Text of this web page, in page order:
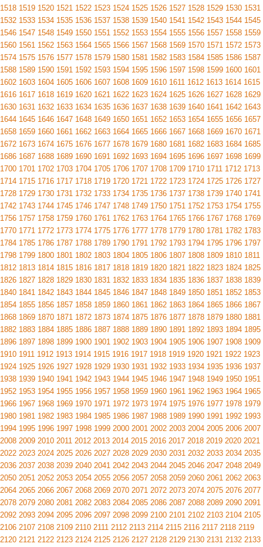
1518 1519 1520 1521 1522 1523 1524 1525 1526 1527 1528 1529 1530 1531
1532 1533 1534 1535 1536 1537 1538 1539 1540 1541 1542 1543 1544 1545
1546 1547 1548 1549 1550 1551 1552 1553 1554 1555 1556 1557 1558 1559
1560 1561 1562 1563 1564 1565 1566 1567 1568 1569 1570 1571 1572 1573
1574 1575 1576 1577 1578 1579 1580 1581 1582 1583 1584 1585 1586 1587
1588 1589 1590 1591 1592 1593 1594 1595 1596 1597 1598 1599 1600 1601
1602 1603 1604 1605 1606 1607 1608 1609 1610 1611 1612 1613 1614 1615
1616 1617 1618 1619 1620 1621 1622 1623 1624 1625 1626 1627 1628 1629
1630 1631 1632 1633 1634 1635 1636 1637 1638 1639 1640 1641 1642 1643
1644 1645 1646 1647 1648 1649 1650 1651 1652 1653 1654 1655 1656 1657
1658 1659 1660 1661 1662 1663 1664 1665 1666 1667 1668 1669 1670 1671
1672 1673 1674 1675 1676 1677 1678 1679 1680 1681 1682 1683 1684 1685
1686 1687 1688 1689 1690 1691 1692 1693 1694 1695 1696 1697 1698 1699
1700 1701 1702 1703 1704 1705 1706 1707 1708 1709 1710 1711 1712 1713
1714 1715 1716 1717 1718 1719 1720 1721 1722 1723 1724 1725 1726 1727
1728 1729 1730 1731 1732 1733 1734 1735 1736 1737 1738 1739 1740 1741
1742 1743 1744 1745 1746 1747 1748 1749 1750 1751 1752 1753 1754 1755
1756 1757 1758 1759 1760 1761 1762 1763 1764 1765 1766 1767 1768 1769
1770 1771 1772 1773 1774 1775 1776 1777 1778 1779 1780 1781 1782 1783
1784 1785 1786 1787 1788 1789 1790 1791 1792 1793 1794 1795 1796 1797
1798 1799 1800 1801 1802 1803 1804 1805 1806 1807 1808 1809 1810 1811
1812 1813 1814 1815 1816 1817 1818 1819 1820 1821 1822 1823 1824 1825
1826 1827 1828 1829 1830 1831 1832 1833 1834 1835 1836 1837 1838 1839
1840 1841 1842 1843 1844 1845 1846 1847 1848 1849 1850 1851 1852 1853
1854 1855 1856 1857 1858 1859 1860 1861 1862 1863 1864 1865 1866 1867
1868 1869 1870 1871 1872 1873 1874 1875 1876 1877 1878 1879 1880 1881
1882 1883 1884 1885 1886 1887 1888 1889 1890 1891 1892 1893 1894 1895
1896 1897 1898 1899 1900 1901 1902 1903 1904 1905 1906 1907 1908 1909
1910 1911 1912 1913 1914 1915 1916 1917 1918 1919 1920 1921 1922 1923
1924 1925 1926 1927 1928 1929 1930 1931 1932 1933 1934 1935 1936 1937
1938 1939 1940 1941 1942 1943 1944 1945 1946 1947 1948 1949 1950 1951
1952 1953 1954 1955 1956 1957 1958 1959 1960 1961 1962 1963 1964 1965
1966 1967 1968 1969 1970 1971 1972 1973 1974 1975 1976 1977 1978 1979
1980 1981 1982 1983 1984 1985 1986 1987 1988 1989 1990 1991 1992 1993
1994 1995 1996 1997 1998 1999 2000 2001 2002 2003 2004 2005 2006 2007
2008 2009 2010 2011 2012 2013 2014 2015 2016 2017 2018 2019 2020 2021
2022 2023 2024 2025 2026 2027 2028 2029 2030 2031 2032 2033 2034 2035
2036 2037 2038 2039 2040 2041 2042 2043 2044 2045 2046 2047 2048 2049
2050 2051 2052 2053 2054 2055 2056 2057 2058 2059 2060 2061 2062 2063
2064 2065 2066 2067 2068 2069 2070 2071 2072 2073 2074 2075 2076 2077
2078 2079 2080 2081 2082 2083 2084 2085 2086 2087 2088 2089 2090 2091
2092 2093 2094 2095 2096 2097 2098 2099 2100 2101 2102 2103 2104 2105
2106 2107 2108 2109 2110 2111 2112 2113 2114 2115 2116 2117 2118 2119
2120 2121 2122 2123 2124 2125 2126 2127 2128 2129 2130 2131 2132 2133